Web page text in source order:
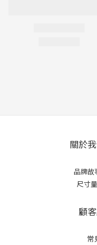
關於
品牌
尺寸
顧
常